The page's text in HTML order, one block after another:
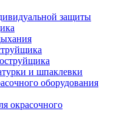
защиты
и шпаклевки
оборудования
окрасочного